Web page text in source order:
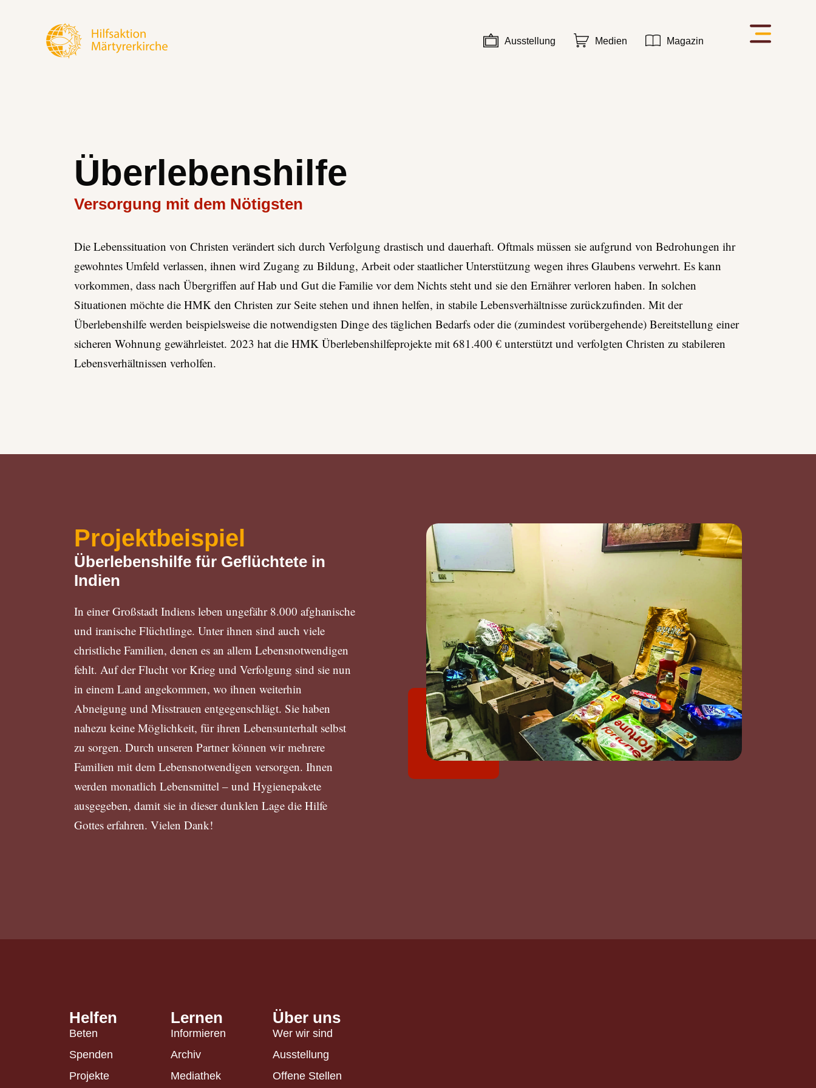
Ausstellung Medien Magazin
Überlebenshilfe
Versorgung mit dem Nötigsten
Die Lebenssituation von Christen verändert sich durch Verfolgung drastisch und dauerhaft. Oftmals müssen sie aufgrund von Bedrohungen ihr
gewohntes Umfeld verlassen, ihnen wird Zugang zu Bildung, Arbeit oder staatlicher Unterstützung wegen ihres Glaubens verwehrt. Es kann
vorkommen, dass nach Übergriﬀen auf Hab und Gut die Familie vor dem Nichts steht und sie den Ernährer verloren haben. In solchen
Situationen möchte die HMK den Christen zur Seite stehen und ihnen helfen, in stabile Lebensverhältnisse zurückzufinden. Mit der
Überlebenshilfe werden beispielsweise die notwendigsten Dinge des täglichen Bedarfs oder die (zumindest vorübergehende) Bereitstellung einer
sicheren Wohnung gewährleistet. 2023 hat die HMK Überlebenshilfeprojekte mit 681.400 € unterstützt und verfolgten Christen zu stabileren
Lebensverhältnissen verholfen.
Projektbeispiel
Überlebenshilfe für Geflüchtete in
Indien
In einer Großstadt Indiens leben ungefähr 8.000 afghanische
und iranische Flüchtlinge. Unter ihnen sind auch viele
christliche Familien, denen es an allem Lebensnotwendigen
fehlt. Auf der Flucht vor Krieg und Verfolgung sind sie nun
in einem Land angekommen, wo ihnen weiterhin
Abneigung und Misstrauen entgegenschlägt. Sie haben
nahezu keine Möglichkeit, für ihren Lebensunterhalt selbst
zu sorgen. Durch unseren Partner können wir mehrere
Familien mit dem Lebensnotwendigen versorgen. Ihnen
werden monatlich Lebensmittel – und Hygienepakete
ausgegeben, damit sie in dieser dunklen Lage die Hilfe
Gottes erfahren. Vielen Dank!
Helfen
Beten
Spenden
Projekte
Lernen
Informieren
Archiv
Mediathek
Über uns
Wer wir sind
Ausstellung
Offene Stellen